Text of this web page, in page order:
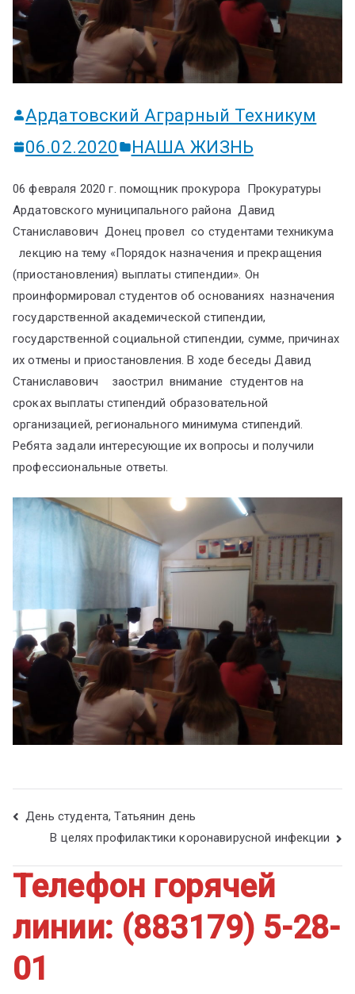
Ардатовский Аграрный Техникум
06.02.2020
НАША ЖИЗНЬ
06 февраля 2020 г. помощник прокурора Прокуратуры
Ардатовского муниципального района Давид
Станиславович Донец провел со студентами техникума
лекцию на тему «Порядок назначения и прекращения
(приостановления) выплаты стипендии». Он
проинформировал студентов об основаниях назначения
государственной академической стипендии,
государственной социальной стипендии, сумме, причинах
их отмены и приостановления. В ходе беседы Давид
Станиславович заострил внимание студентов на
сроках выплаты стипендий образовательной
организацией, регионального минимума стипендий.
Ребята задали интересующие их вопросы и получили
профессиональные ответы.
День студента, Татьянин день
В целях профилактики коронавирусной инфекции
Телефон горячей
линии: (883179) 5-28-
01